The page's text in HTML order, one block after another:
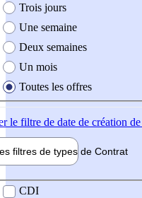
Trois jours
Une semaine
Deux semaines
Un mois
Toutes les offres
le filtre de date de création
filtres de types de Contrat
contrat
CDI